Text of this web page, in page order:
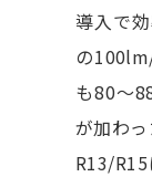
導入で
の
も80～
が加わ
R13/